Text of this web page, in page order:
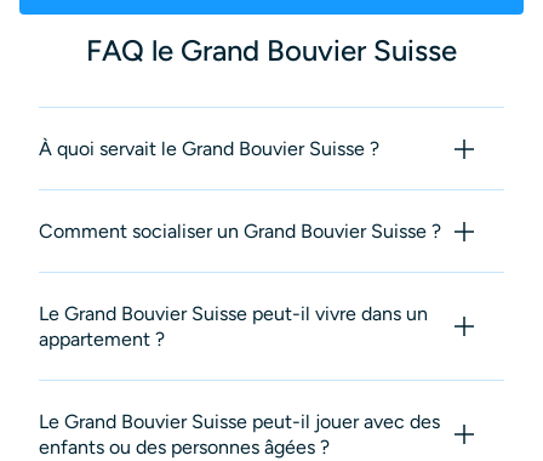
FAQ le Grand Bouvier Suisse
À quoi servait le Grand Bouvier Suisse ?
Comment socialiser un Grand Bouvier Suisse ?
Le Grand Bouvier Suisse peut-il vivre dans un
appartement ?
Le Grand Bouvier Suisse peut-il jouer avec des
enfants ou des personnes âgées ?